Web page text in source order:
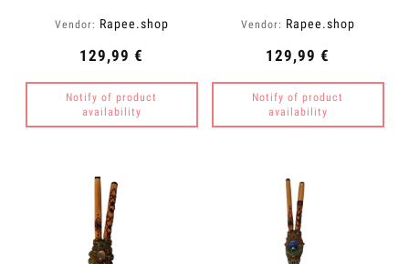
Vendor: Rapee.shop
129,99 €
Notify of product
availability
Vendor: Rapee.shop
129,99 €
Notify of product
availability